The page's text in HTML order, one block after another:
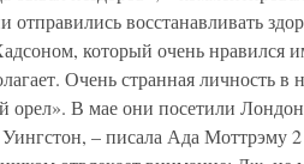
восстанавливать
который очень нравился
Очень странная личность
орел». В мае они посетили
– писала Ада Моттрэму